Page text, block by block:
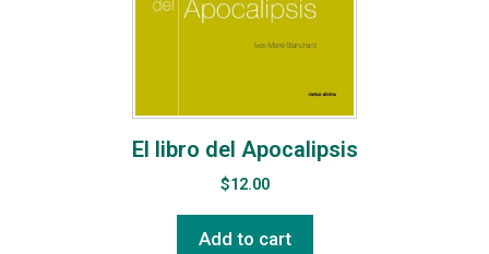
El libro del Apocalipsis
$12.00
Add to cart